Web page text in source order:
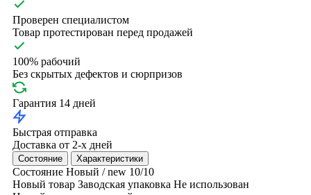
Проверен специалистом
Товар протестирован перед продажей
100% рабочий
Без скрытых дефектов и сюрпризов
Гарантия 14 дней
Быстрая отправка
Доставка от 2-х дней
Состояние Характеристики
Состояние Новый / new 10/10
Новый товар Заводская упаковка Не использован